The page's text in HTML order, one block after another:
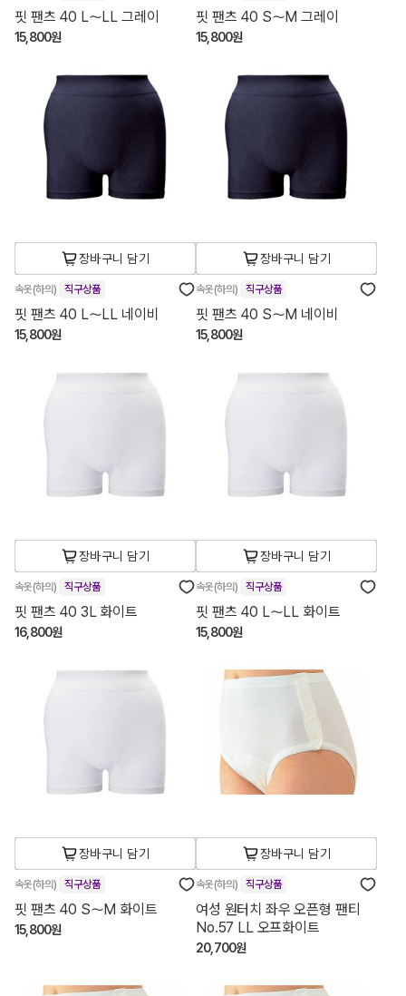
핏 팬츠 40 L～LL 그레이
15,800원
핏 팬츠 40 S～M 그레이
15,800원
장바구니 담기
속옷(하의) 직구상품
핏 팬츠 40 L～LL 네이비
15,800원
장바구니 담기
속옷(하의) 직구상품
핏 팬츠 40 S～M 네이비
15,800원
장바구니 담기
속옷(하의) 직구상품
핏 팬츠 40 3L 화이트
16,800원
장바구니 담기
속옷(하의) 직구상품
핏 팬츠 40 L～LL 화이트
15,800원
장바구니 담기
속옷(하의) 직구상품
핏 팬츠 40 S～M 화이트
15,800원
장바구니 담기
속옷(하의) 직구상품
여성 원터치 좌우 오픈형 팬티
No.57 LL 오프화이트
20,700원